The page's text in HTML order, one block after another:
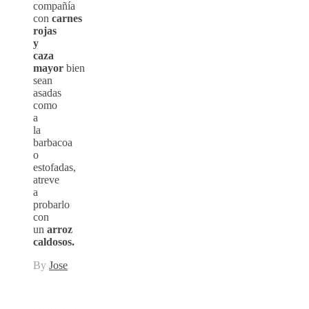
compañía
con carnes
rojas
y
caza
mayor bien
sean
asadas
como
a
la
barbacoa
o
estofadas,
atreve
a
probarlo
con
un arroz
caldosos.
By Jose